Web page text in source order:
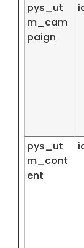
pys_ut
m_cam
paign
pys_ut
m_cont
ent